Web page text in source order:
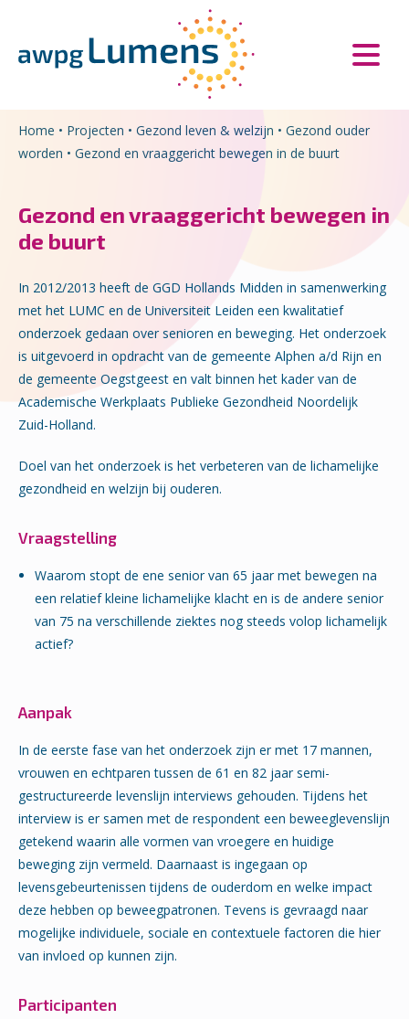
Home • Projecten • Gezond leven & welzijn • Gezond ouder
worden • Gezond en vraaggericht bewegen in de buurt
Gezond en vraaggericht bewegen in
de buurt
In 2012/2013 heeft de GGD Hollands Midden in samenwerking
met het LUMC en de Universiteit Leiden een kwalitatief
onderzoek gedaan over senioren en beweging. Het onderzoek
is uitgevoerd in opdracht van de gemeente Alphen a/d Rijn en
de gemeente Oegstgeest en valt binnen het kader van de
Academische Werkplaats Publieke Gezondheid Noordelijk
Zuid-Holland.
Doel van het onderzoek is het verbeteren van de lichamelijke
gezondheid en welzijn bij ouderen.
Vraagstelling
Waarom stopt de ene senior van 65 jaar met bewegen na
een relatief kleine lichamelijke klacht en is de andere senior
van 75 na verschillende ziektes nog steeds volop lichamelijk
actief?
Aanpak
In de eerste fase van het onderzoek zijn er met 17 mannen,
vrouwen en echtparen tussen de 61 en 82 jaar semi-
gestructureerde levenslijn interviews gehouden. Tijdens het
interview is er samen met de respondent een beweeglevenslijn
getekend waarin alle vormen van vroegere en huidige
beweging zijn vermeld. Daarnaast is ingegaan op
levensgebeurtenissen tijdens de ouderdom en welke impact
deze hebben op beweegpatronen. Tevens is gevraagd naar
mogelijke individuele, sociale en contextuele factoren die hier
van invloed op kunnen zijn.
Participanten